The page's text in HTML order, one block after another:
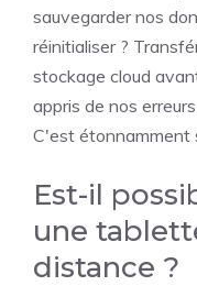
sauvegarder nos
réinitialiser ?
stockage cloud
appris de nos
C'est étonnamment
Est-il
une
distance ?